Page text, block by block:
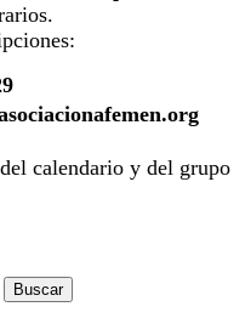
calendario y del grupo